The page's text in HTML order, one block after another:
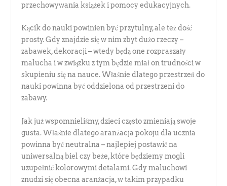
przechowywania książek i pomocy edukacyjnych.
Kącik do nauki powinien być przytulny, ale też dość
prosty. Gdy znajdzie się w nim zbyt dużo rzeczy –
zabawek, dekoracji – wtedy będą one rozpraszały
malucha i w związku z tym będzie miał on trudności w
skupieniu się na nauce. Właśnie dlatego przestrzeń do
nauki powinna być oddzielona od przestrzeni do
zabawy.
Jak już wspomnieliśmy, dzieci często zmieniają swoje
gusta. Właśnie dlatego aranżacja pokoju dla ucznia
powinna być neutralna – najlepiej postawić na
uniwersalną biel czy beże, które będziemy mogli
uzupełnić kolorowymi detalami. Gdy maluchowi
znudzi się obecna aranżacja, w takim przypadku